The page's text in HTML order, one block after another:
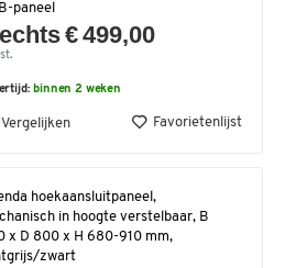
paneel
€ 499,00
binnen 2 weken
Vergelijken Favorietenlijst
hoekaansluitpaneel,
in hoogte verstelbaar, B
x D 800 x H 680-910 mm,
zwart